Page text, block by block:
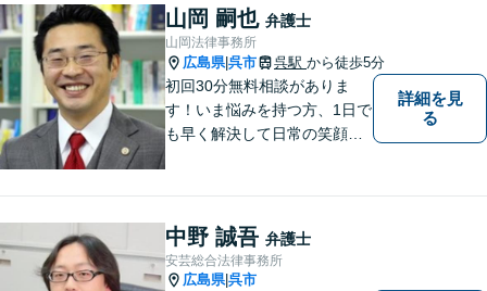
など。話しにくいことも安心
してご相談ください。あなた
の気持ちに寄り添い、丁寧に
お応えします。
山岡 嗣也 弁護士
山岡法律事務所
広島県|呉市 呉駅 から徒歩5分
初回30分無料相談がありま
す！いま悩みを持つ方、1日で
も早く解決して日常の笑顔を
個人様・法人様の問題に幅広
く対応しています。
詳細を見
る
中野 誠吾 弁護士
安芸総合法律事務所
広島県|呉市